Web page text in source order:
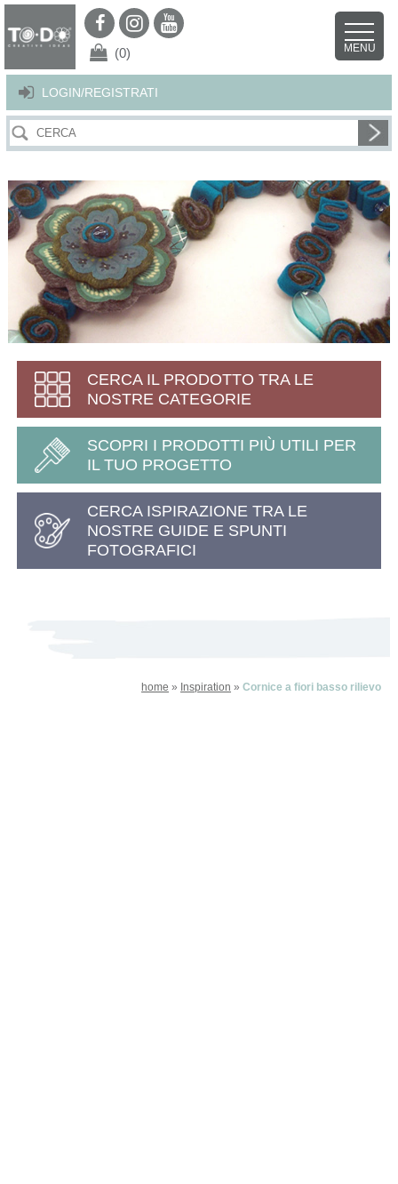
Per offrirti il miglior servizio possibile questo sito utilizza i cookies.
Continuando la navigazione nel sito autorizzi l’uso dei cookies. Per ulteriori
LOGIN/REGISTRATI
(0) MENU
CERCA IL PRODOTTO TRA LE
NOSTRE CATEGORIE
SCOPRI I PRODOTTI PIÙ UTILI PER
IL TUO PROGETTO
CERCA ISPIRAZIONE TRA LE
NOSTRE GUIDE E SPUNTI
FOTOGRAFICI
home » Inspiration »Cornice a fiori basso rilievo